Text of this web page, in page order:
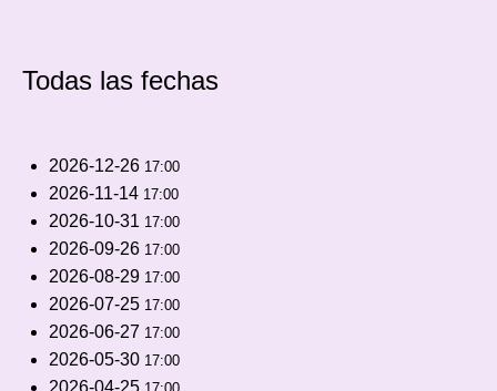
Todas las fechas
2026-12-26 17:00
2026-11-14 17:00
2026-10-31 17:00
2026-09-26 17:00
2026-08-29 17:00
2026-07-25 17:00
2026-06-27 17:00
2026-05-30 17:00